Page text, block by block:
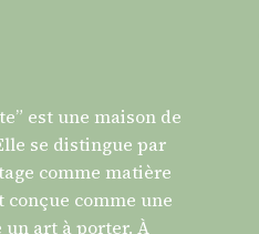
est une maison de
se distingue par
comme matière
comme une
un art à porter. À